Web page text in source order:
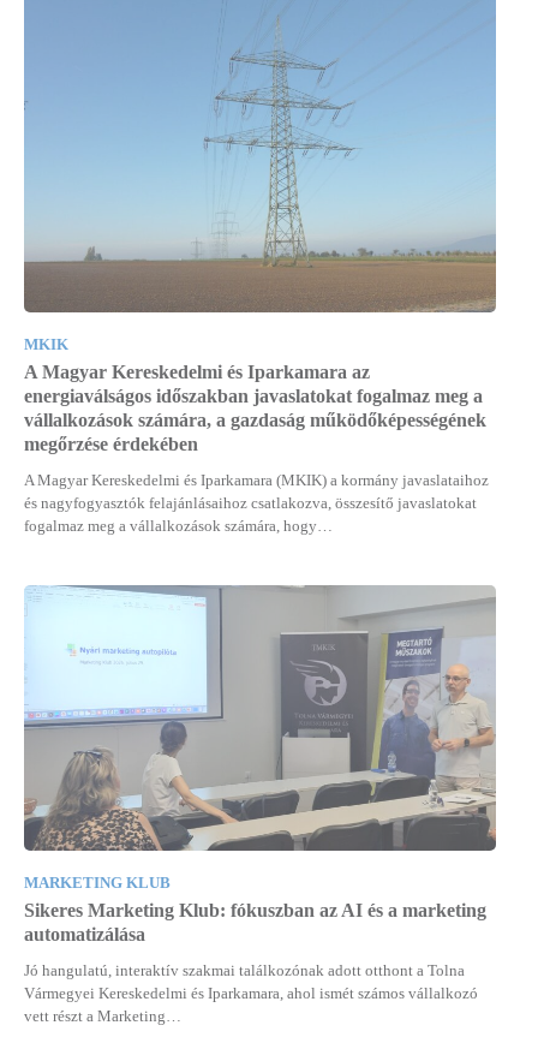
MKIK
A Magyar Kereskedelmi és Iparkamara az
energiaválságos időszakban javaslatokat fogalmaz meg a
vállalkozások számára, a gazdaság működőképességének
megőrzése érdekében
A Magyar Kereskedelmi és Iparkamara (MKIK) a kormány javaslataihoz
és nagyfogyasztók felajánlásaihoz csatlakozva, összesítő javaslatokat
fogalmaz meg a vállalkozások számára, hogy…
MARKETING KLUB
Sikeres Marketing Klub: fókuszban az AI és a marketing
automatizálása
Jó hangulatú, interaktív szakmai találkozónak adott otthont a Tolna
Vármegyei Kereskedelmi és Iparkamara, ahol ismét számos vállalkozó
vett részt a Marketing…